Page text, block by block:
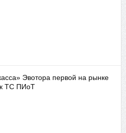
Эвотора первой на рынке
ТС ПИоТ